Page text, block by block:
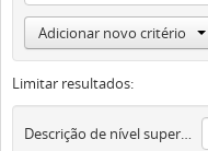
Adicionar novo critério
Limitar resultados:
Descrição de nível superior